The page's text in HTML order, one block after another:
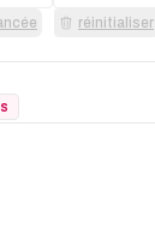
réinitialiser